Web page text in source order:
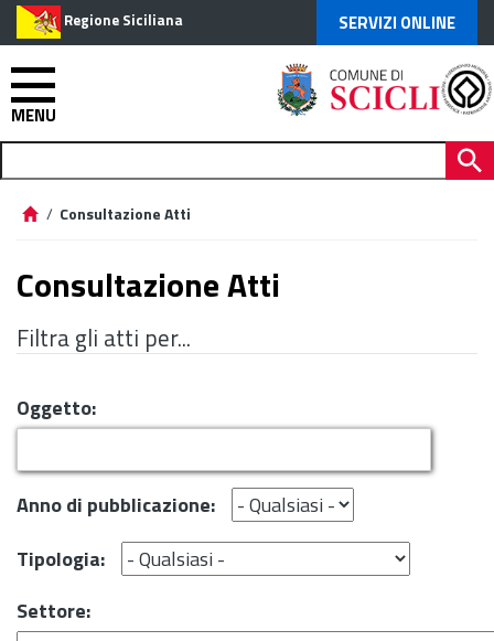
Regione Siciliana SERVIZI ONLINE
MENU
/ Consultazione Atti
Consultazione Atti
Filtra gli atti per...
Oggetto:
Anno di pubblicazione:
Tipologia:
Settore: